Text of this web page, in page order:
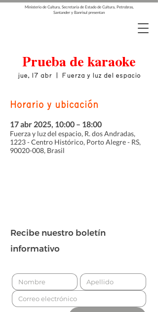
Ministerio de Cultura, Secretaría de Estado de Cultura, Petrobras,
Santander y Banrisul presentan
Prueba de karaoke
jue, 17 abr
  |
Fuerza y luz del espacio
Horario y ubicación
17 abr 2025, 10:00 – 18:00
Fuerza y luz del espacio, R. dos Andradas,
1223 - Centro Histórico, Porto Alegre - RS,
90020-008, Brasil
Recibe nuestro boletín
informativo